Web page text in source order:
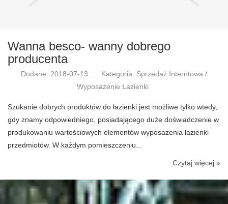
Wanna besco- wanny dobrego
producenta
Dodane: 2018-07-13 ::
Kategoria: Sprzedaż Interntowa /
Wyposażenie Łazienki
Szukanie dobrych produktów do łazienki jest możliwe tylko wtedy,
gdy znamy odpowiedniego, posiadającego duże doświadczenie w
produkowaniu wartościowych elementów wyposażenia łazienki
przedmiotów. W każdym pomieszczeniu...
Czytaj więcej »